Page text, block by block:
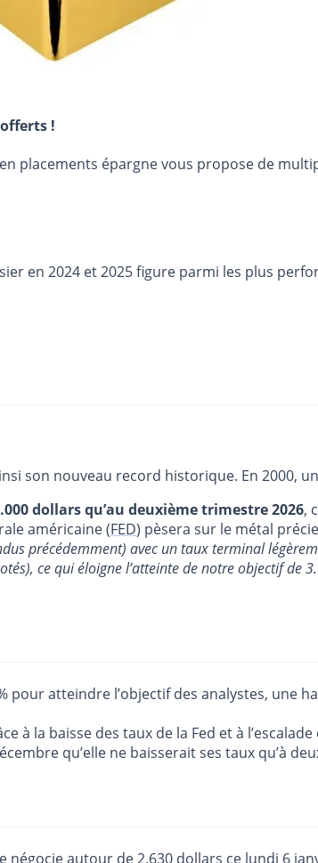
!
placements épargne vous propose de
en 2024 et 2025 figure parmi les plus
son nouveau record historique. En 2000,
dollars qu’au deuxième trimestre 2026,
américaine (FED) pèsera sur le métal
précédemment) avec un taux terminal
ce qui éloigne l’atteinte de notre objectif de
pour atteindre l’objectif des analystes, une
à la baisse des taux de la Fed et à
qu’elle ne baisserait ses taux qu’à
autour de 2.630 dollars ce lundi 6